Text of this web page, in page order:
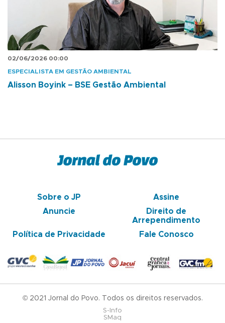
02/06/2026 00:00
ESPECIALISTA EM GESTÃO AMBIENTAL
Alisson Boyink – BSE Gestão Ambiental
Sobre o JP
Assine
Anuncie
Direito de
Arrependimento
Política de Privacidade
Fale Conosco
© 2021 Jornal do Povo. Todos os direitos reservados.
S-Info
SMaq